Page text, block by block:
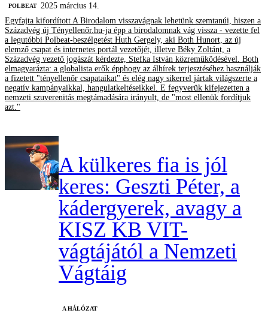
‎POLBEAT
2025 március 14.
Egyfajta kifordított A Birodalom visszavágnak lehetünk szemtanúi, hiszen a
Századvég új Tényellenőr.hu-ja épp a birodalomnak vág vissza - vezette fel
a legutóbbi Polbeat-beszélgetést Huth Gergely, aki Both Hunort, az új
elemző csapat és internetes portál vezetőjét, illetve Béky Zoltánt, a
Századvég vezető jogászát kérdezte, Stefka István közreműködésével. Both
elmagyarázta: a globalista erők épphogy az álhírek terjesztéséhez használják
a fizetett "tényellenőr csapataikat" és elég nagy sikerrel jártak világszerte a
negatív kampányaikkal, hangulatkeltéseikkel. E fegyverük kifejezetten a
nemzeti szuverenitás megtámadására irányult, de "most ellenük fordítjuk
azt."
A külkeres fia is jól
keres: Geszti Péter, a
kádergyerek, avagy a
KISZ KB VIT-
vágtájától a Nemzeti
Vágtáig
A HÁLÓZAT